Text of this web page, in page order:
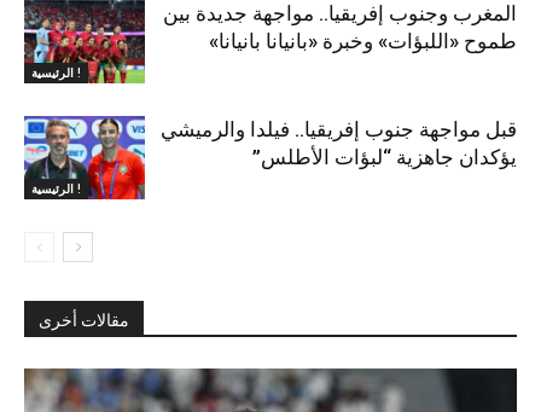
الرئيسية !
المغرب وجنوب إفريقيا.. مواجهة جديدة بين
طموح «اللبؤات» وخبرة «بانيانا بانيانا»
الرئيسية !
قبل مواجهة جنوب إفريقيا.. فيلدا والرميشي
يؤكدان جاهزية “لبؤات الأطلس”
مقالات أخرى